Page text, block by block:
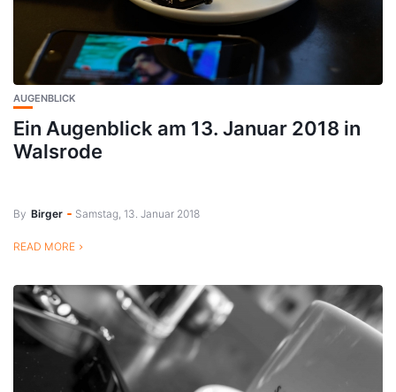
AUGENBLICK
Ein Augenblick am 13. Januar 2018 in
Walsrode
By Birger Samstag, 13. Januar 2018
READ MORE